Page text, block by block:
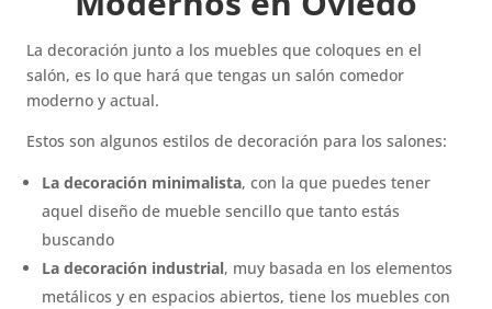
La decoración junto a los muebles que coloques en el
salón, es lo que hará que tengas un salón comedor
moderno y actual.
Estos son algunos estilos de decoración para los salones:
La decoración minimalista, con la que puedes tener
aquel diseño de mueble sencillo que tanto estás
buscando
La decoración industrial, muy basada en los elementos
metálicos y en espacios abiertos, tiene los muebles con